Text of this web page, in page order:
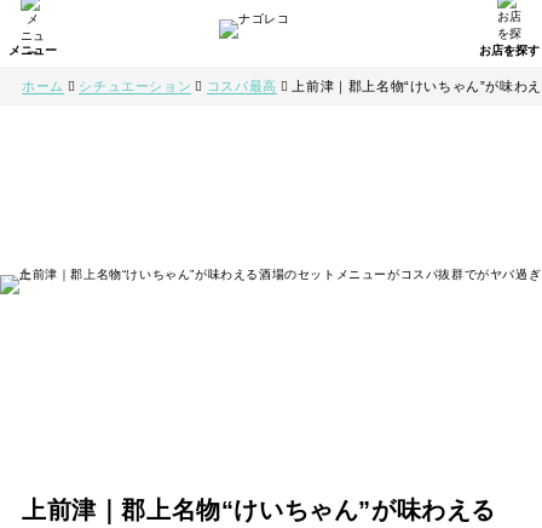
ホーム シチュエーション コスパ最高 上前津｜郡上名物“けいちゃん”が味わ
上前津｜郡上名物“けいちゃん”が味わえる